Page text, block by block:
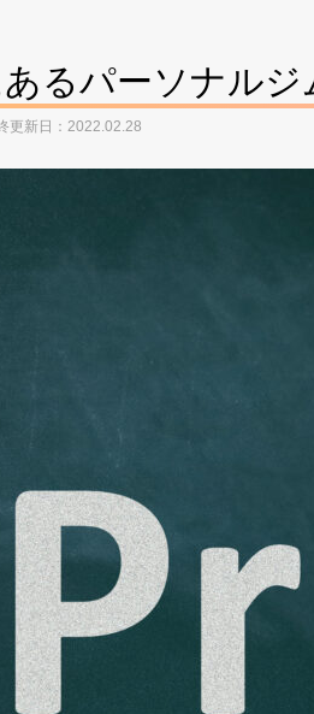
るパーソナル
更新日：2022.02.28